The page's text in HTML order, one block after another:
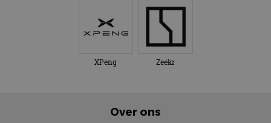
XPeng Zeekr
Over ons